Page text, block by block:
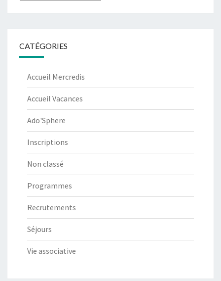
CATÉGORIES
Accueil Mercredis
Accueil Vacances
Ado'Sphere
Inscriptions
Non classé
Programmes
Recrutements
Séjours
Vie associative